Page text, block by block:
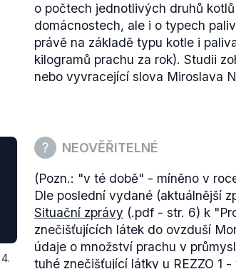
o počtech jednotlivých druhů
domácnostech, ale i o typech
právě na základě typu kotle i
kilogramů prachu za rok). Studii
nebo vyvracející slova Miroslava
4.
NEOVĚŘITELNÉ
(Pozn.: "v té době" - míněno v
Dle poslední vydané (aktuálnější
Situační zprávy (.pdf - str. 6) k
znečišťujících látek do ovzduší
údaje o množství prachu v
tuhé znečišťující látky u REZZO 1